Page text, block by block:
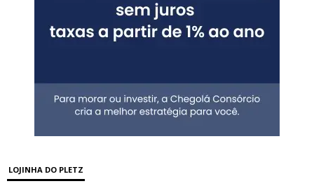
LOJINHA DO PLETZ